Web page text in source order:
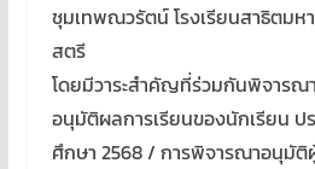
ชุมเทพณวรัตน์ โรงเรียนสาธิตมห
สตรี
โดยมีวาระสำคัญที่ร่วมกันพิจารณ
อนุมัติผลการเรียนของนักเรียน ป
ศึกษา 2568 / การพิจารณาอนุมัติ